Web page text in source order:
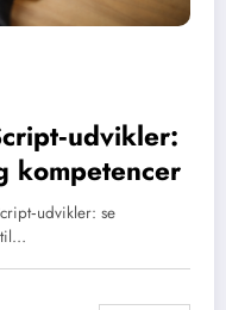
kompetencer
se
til…